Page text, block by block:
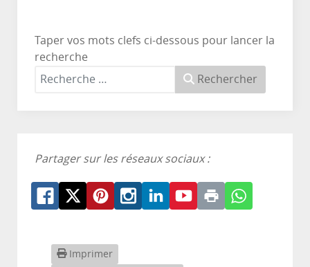
Taper vos mots clefs ci-dessous pour lancer la
recherche
Rechercher
Partager sur les réseaux sociaux :
Imprimer